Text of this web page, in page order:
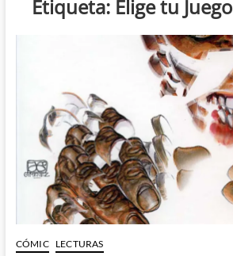
Etiqueta: Elige tu Juego
CÓMIC LECTURAS